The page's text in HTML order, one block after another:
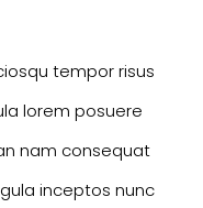
tempor risus
lorem posuere
nam consequat
inceptos nunc